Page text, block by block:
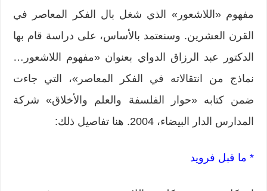
مفهوم «اللاشعور» الذي شغل بال الفكر المعاصر في
القرن العشرين. وسنعتمد بالأساس، على دراسة قام بها
الدكتور عبد الرزاق الدواي بعنوان «مفهوم اللاشعور…
نماذج من انتقالاته في الفكر المعاصر»، التي جاءت
ضمن كتابه «حوار الفلسفة والعلم والأخلاق» شركة
المدارس الدار البيضاء، 2004. هنا تفاصيل ذلك:
* ما قبل فرويد